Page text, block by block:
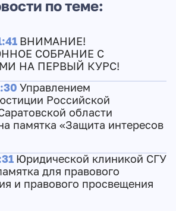
по теме:
ВНИМАНИЕ!
СОБРАНИЕ С
НА ПЕРВЫЙ КУРС!
Управлением
Российской
области
памятка «Защита интересов
Юридической клиникой СГУ
для правового
и правового просвещения